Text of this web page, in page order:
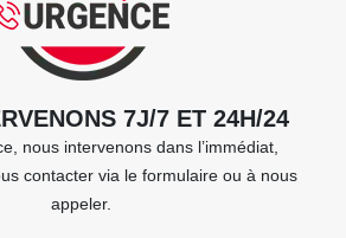
7J/7 ET 24H/24
nous intervenons dans l’immédiat,
contacter via le formulaire ou à nous
appeler.